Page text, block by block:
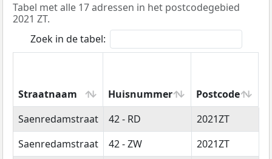
Tabel met alle 17 adressen in het postcodegebied
2021 ZT.
Zoek in de tabel:
Straatnaam Huisnummer Postcode
Straatnaam
Huisnummer Postcode
Saenredamstraat 42 - RD 2021ZT
Saenredamstraat
42 - ZW 2021ZT